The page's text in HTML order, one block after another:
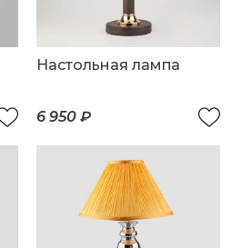
Настольная лампа
6 950 ₽